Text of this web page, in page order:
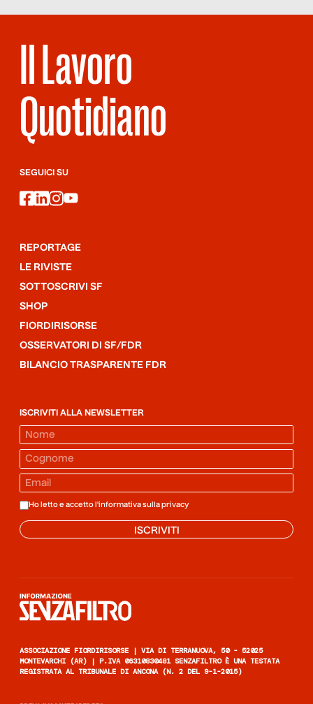
Il Lavoro
Quotidiano
SEGUICI SU
facebook
linkedin
instagram
youtube
REPORTAGE
LE RIVISTE
SOTTOSCRIVI SF
SHOP
FIORDIRISORSE
OSSERVATORI DI SF/FDR
BILANCIO TRASPARENTE FDR
ISCRIVITI ALLA NEWSLETTER
Ho letto e accetto l'informativa sulla privacy
ISCRIVITI
ASSOCIAZIONE FIORDIRISORSE | VIA DI TERRANUOVA, 50 - 52025
MONTEVARCHI (AR) | P.IVA 06310830481 SENZAFILTRO È UNA TESTATA
REGISTRATA AL TRIBUNALE DI ANCONA (N. 2 DEL 9-1-2015)